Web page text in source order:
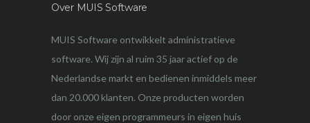
Over MUIS Software
MUIS Software ontwikkelt administratieve
software. Wij zijn al ruim 35 jaar actief op de
Nederlandse markt en bedienen inmiddels meer
dan 20.000 klanten. Onze producten worden
door onze eigen programmeurs in eigen huis